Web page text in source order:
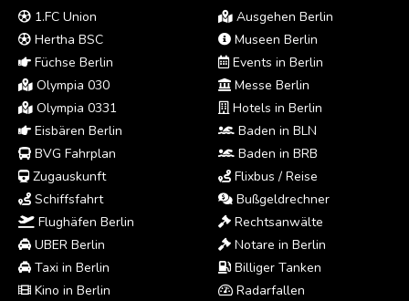
1.FC Union
Hertha BSC
Füchse Berlin
Olympia 030
Olympia 0331
Eisbären Berlin
BVG Fahrplan
Zugauskunft
Schiffsfahrt
Flughäfen Berlin
UBER Berlin
Taxi in Berlin
Kino in Berlin
Ausgehen Berlin
Museen Berlin
Events in Berlin
Messe Berlin
Hotels in Berlin
Baden in BLN
Baden in BRB
Flixbus / Reise
Bußgeldrechner
Rechtsanwälte
Notare in Berlin
Billiger Tanken
Radarfallen